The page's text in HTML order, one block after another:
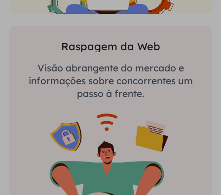
Raspagem da Web
Visão abrangente do mercado e
informações sobre concorrentes um
passo à frente.